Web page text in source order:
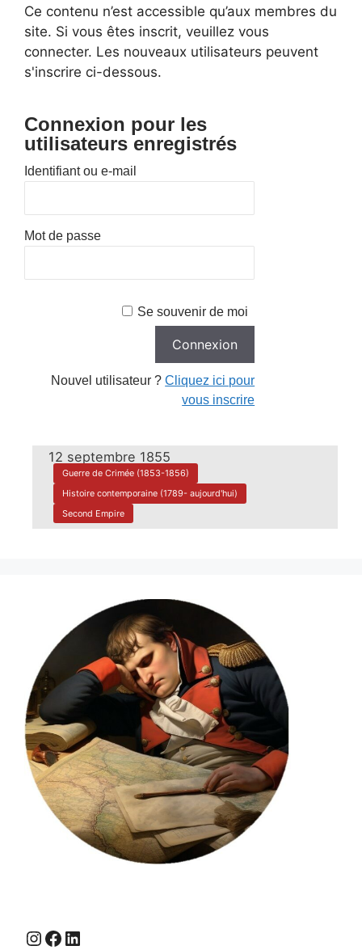
Ce contenu n’est accessible qu’aux membres du
site. Si vous êtes inscrit, veuillez vous
connecter. Les nouveaux utilisateurs peuvent
s'inscrire ci-dessous.
Connexion pour les
utilisateurs enregistrés
Identifiant ou e-mail
Mot de passe
Se souvenir de moi
Nouvel utilisateur ?Cliquez ici pour
vous inscrire
12 septembre 1855
Guerre de Crimée (1853-1856)
Histoire contemporaine (1789- aujourd'hui)
Second Empire
Instagram
Facebook
LinkedIn